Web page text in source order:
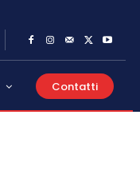
Contatti